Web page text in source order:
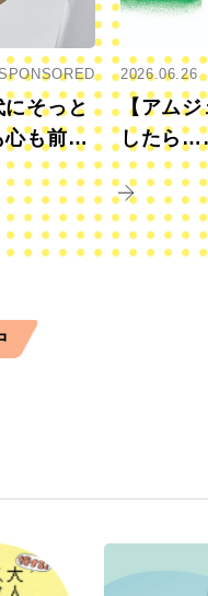
SPONSORED
そっと
も前向
2026.06.26
【アムジ
したら
すか？